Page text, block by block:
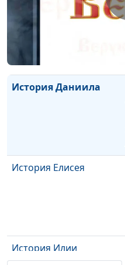
История Эсфири
История Даниила
История Елисея
История Илии